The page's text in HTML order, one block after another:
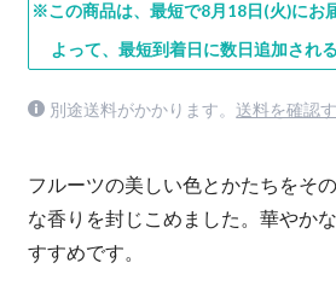
※この商品は、最短で8月18日(火)にお
よって、最短到着日に数日追加され
別途送料がかかります。 送料を確認
フルーツの美しい色とかたちをそ
な香りを封じこめました。華やか
すすめです。